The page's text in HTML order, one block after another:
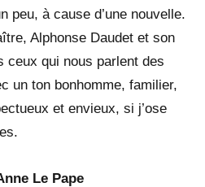
peu, à cause d’une nouvelle.
Alphonse Daudet et son
ceux qui nous parlent des
un ton bonhomme, familier,
et envieux, si j’ose
Le Pape